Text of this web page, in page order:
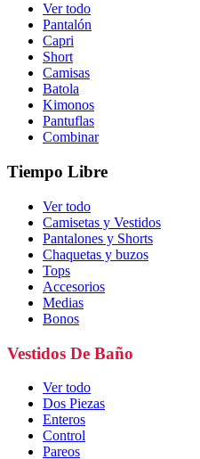
Ver todo
Pantalón
Capri
Short
Camisas
Batola
Kimonos
Pantuflas
Combinar
Tiempo Libre
Ver todo
Camisetas y Vestidos
Pantalones y Shorts
Chaquetas y buzos
Tops
Accesorios
Medias
Bonos
Vestidos De Baño
Ver todo
Dos Piezas
Enteros
Control
Pareos